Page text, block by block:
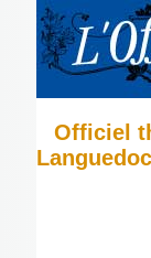
Officiel